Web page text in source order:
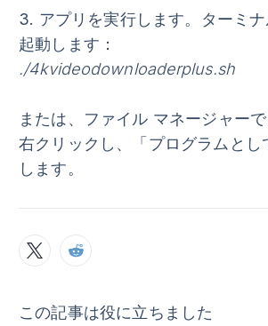
3. アプリを実行します。ターミ
起動します：
./4kvideodownloaderplus.sh
または、ファイル マネージャー
右クリックし、
「プログラムとし
します。
この記事は役に立ちました